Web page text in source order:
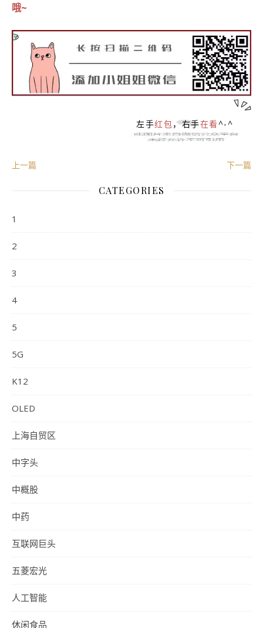
哦~
左手红包，右手在看^-^
上一篇 下一篇
CATEGORIES
1
2
3
4
5
5G
K12
OLED
上海自贸区
中字头
中概股
中药
互联网巨头
五菱宏光
人工智能
休闲食品